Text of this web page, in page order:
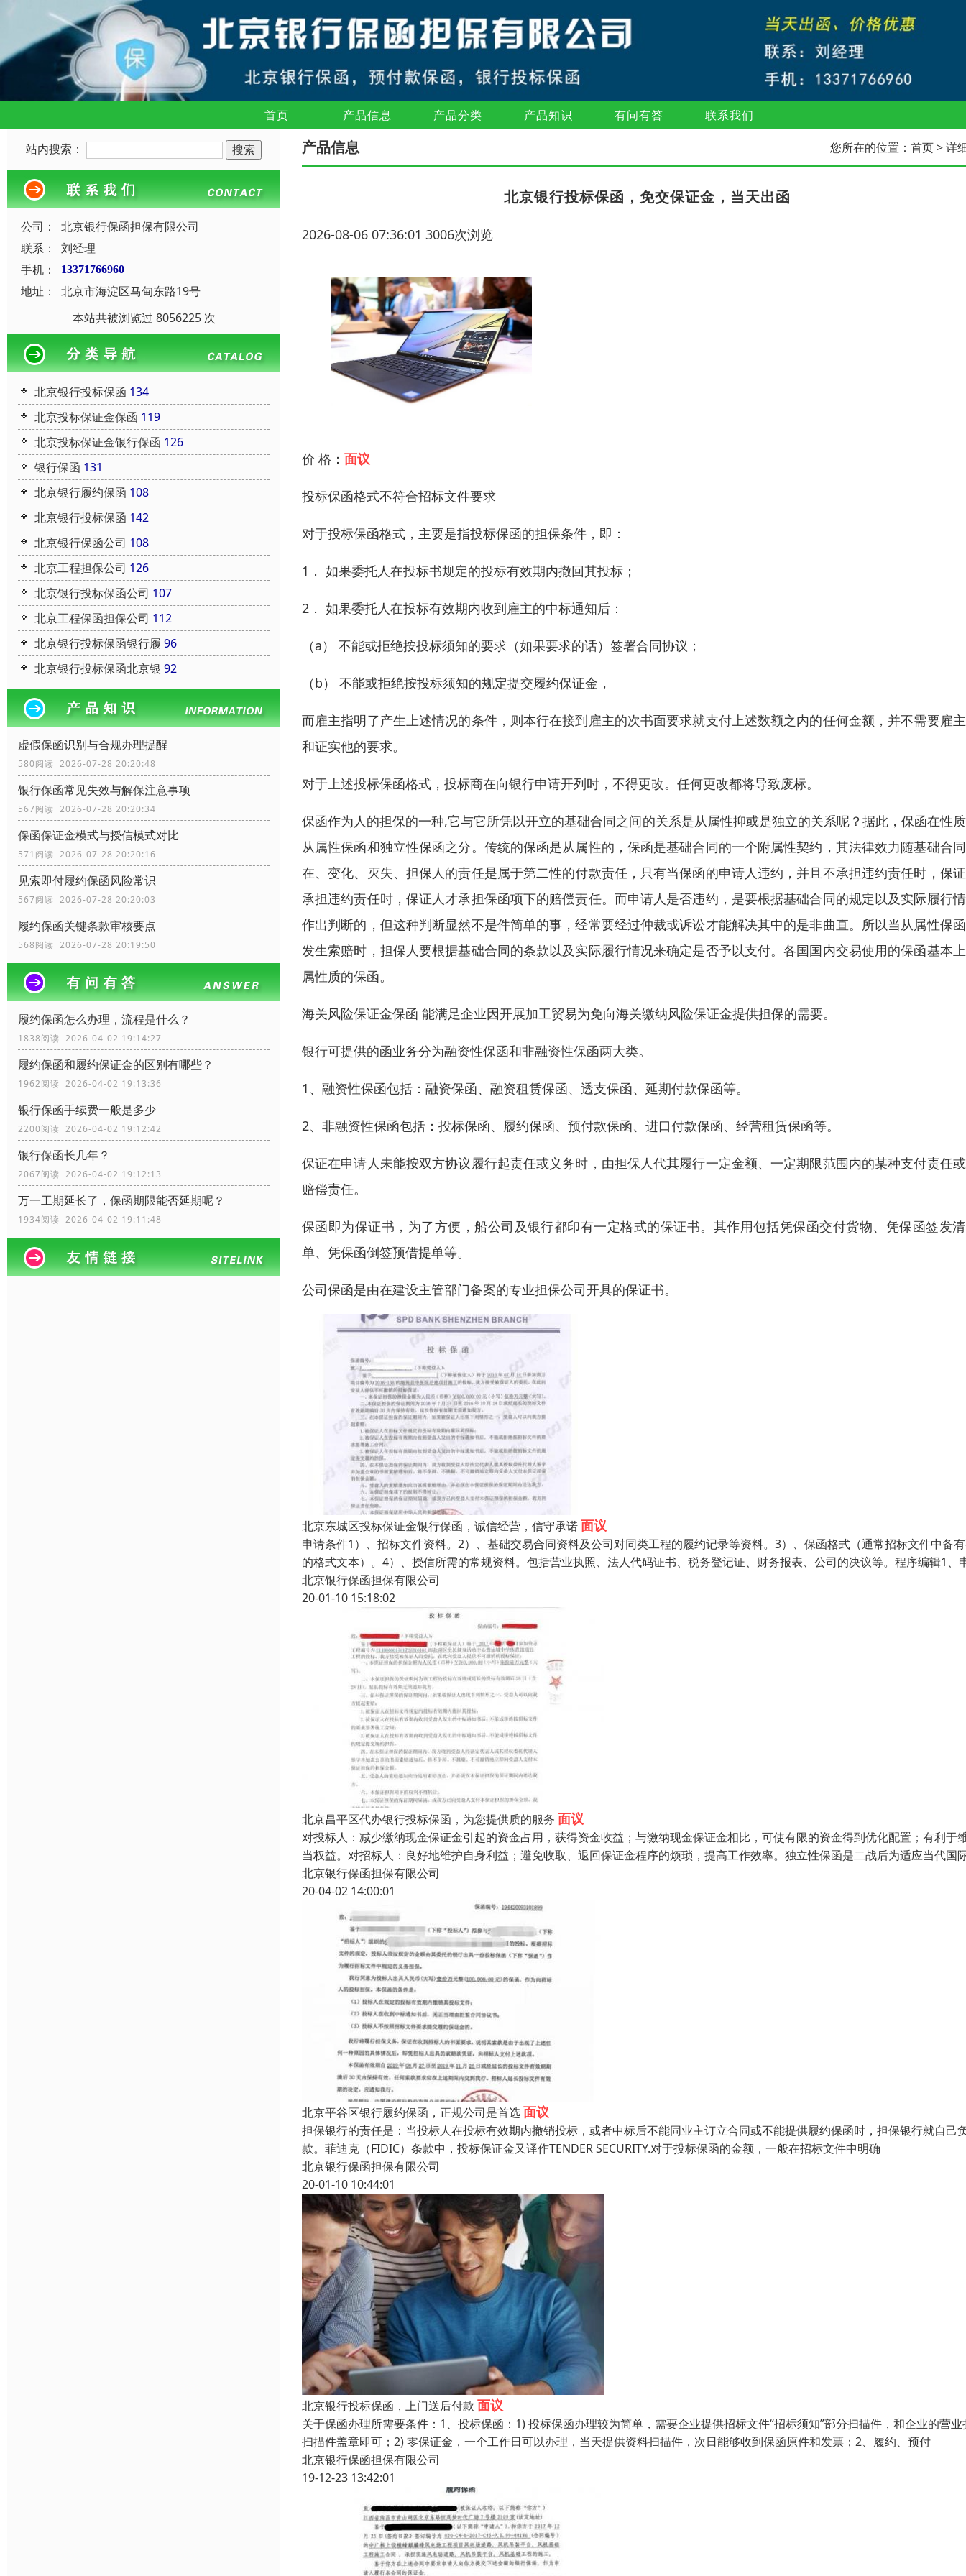
首页 产品信息 产品分类 产品知识 有问有答 联系我们
站内搜索：
公司：
北京银行保函担保有限公司
联系：
刘经理
手机：
13371766960
地址：
北京市海淀区马甸东路19号
本站共被浏览过 8056225 次
北京银行投标保函 134
北京投标保证金保函 119
北京投标保证金银行保函 126
银行保函 131
北京银行履约保函 108
北京银行投标保函 142
北京银行保函公司 108
北京工程担保公司 126
北京银行投标保函公司 107
北京工程保函担保公司 112
北京银行投标保函银行履 96
北京银行投标保函北京银 92
虚假保函识别与合规办理提醒
580阅读 2026-07-28 20:20:48
银行保函常见失效与解保注意事项
567阅读 2026-07-28 20:20:34
保函保证金模式与授信模式对比
571阅读 2026-07-28 20:20:16
见索即付履约保函风险常识
567阅读 2026-07-28 20:20:03
履约保函关键条款审核要点
568阅读 2026-07-28 20:19:50
履约保函怎么办理，流程是什么？
1838阅读 2026-04-02 19:14:27
履约保函和履约保证金的区别有哪些？
1962阅读 2026-04-02 19:13:36
银行保函手续费一般是多少
2200阅读 2026-04-02 19:12:42
银行保函长几年？
2067阅读 2026-04-02 19:12:13
万一工期延长了，保函期限能否延期呢？
1934阅读 2026-04-02 19:11:48
产品信息 您所在的位置： 首页> 详
北京银行投标保函，免交保证金，当天出函
2026-08-06 07:36:01 3006次浏览
价 格： 面议
投标保函格式不符合招标文件要求
对于投标保函格式，主要是指投标保函的担保条件，即：
1． 如果委托人在投标书规定的投标有效期内撤回其投标；
2． 如果委托人在投标有效期内收到雇主的中标通知后：
（a） 不能或拒绝按投标须知的要求（如果要求的话）签署合同协议；
（b） 不能或拒绝按投标须知的规定提交履约保证金，
而雇主指明了产生上述情况的条件，则本行在接到雇主的次书面要求就支付上述数额之内的任何金额，并不需要雇
和证实他的要求。
对于上述投标保函格式，投标商在向银行申请开列时，不得更改。任何更改都将导致废标。
保函作为人的担保的一种,它与它所凭以开立的基础合同之间的关系是从属性抑或是独立的关系呢？据此，保函在性
从属性保函和独立性保函之分。传统的保函是从属性的，保函是基础合同的一个附属性契约，其法律效力随基础合
在、变化、灭失、担保人的责任是属于第二性的付款责任，只有当保函的申请人违约，并且不承担违约责任时，保
承担违约责任时，保证人才承担保函项下的赔偿责任。而申请人是否违约，是要根据基础合同的规定以及实际履行
作出判断的，但这种判断显然不是件简单的事，经常要经过仲裁或诉讼才能解决其中的是非曲直。所以当从属性保
发生索赔时，担保人要根据基础合同的条款以及实际履行情况来确定是否予以支付。各国国内交易使用的保函基本
属性质的保函。
海关风险保证金保函 能满足企业因开展加工贸易为免向海关缴纳风险保证金提供担保的需要。
银行可提供的函业务分为融资性保函和非融资性保函两大类。
1、融资性保函包括：融资保函、融资租赁保函、透支保函、延期付款保函等。
2、非融资性保函包括：投标保函、履约保函、预付款保函、进口付款保函、经营租赁保函等。
保证在申请人未能按双方协议履行起责任或义务时，由担保人代其履行一定金额、一定期限范围内的某种支付责任
赔偿责任。
保函即为保证书，为了方便，船公司及银行都印有一定格式的保证书。其作用包括凭保函交付货物、凭保函签发
单、凭保函倒签预借提单等。
公司保函是由在建设主管部门备案的专业担保公司开具的保证书。
北京东城区投标保证金银行保函，诚信经营，信守承诺面议
申请条件1）、招标文件资料。2）、基础交易合同资料及公司对同类工程的履约记录等资料。3）、保函格式（通常招标文件中备
的格式文本）。4）、授信所需的常规资料。包括营业执照、法人代码证书、税务登记证、财务报表、公司的决议等。程序编辑1、
北京银行保函担保有限公司
20-01-10 15:18:02
北京昌平区代办银行投标保函，为您提供质的服务 面议
对投标人：减少缴纳现金保证金引起的资金占用，获得资金收益；与缴纳现金保证金相比，可使有限的资金得到优化配置；有利于
当权益。对招标人：良好地维护自身利益；避免收取、退回保证金程序的烦琐，提高工作效率。独立性保函是二战后为适应当代国
北京银行保函担保有限公司
20-04-02 14:00:01
北京平谷区银行履约保函，正规公司是首选面议
担保银行的责任是：当投标人在投标有效期内撤销投标，或者中标后不能同业主订立合同或不能提供履约保函时，担保银行就自己
款。菲迪克（FIDIC）条款中，投标保证金又译作TENDER SECURITY.对于投标保函的金额，一般在招标文件中明确
北京银行保函担保有限公司
20-01-10 10:44:01
北京银行投标保函，上门送后付款 面议
关于保函办理所需要条件：1、投标保函：1) 投标保函办理较为简单，需要企业提供招标文件“招标须知”部分扫描件，和企业的营业
扫描件盖章即可；2) 零保证金，一个工作日可以办理，当天提供资料扫描件，次日能够收到保函原件和发票；2、履约、预付
北京银行保函担保有限公司
19-12-23 13:42:01